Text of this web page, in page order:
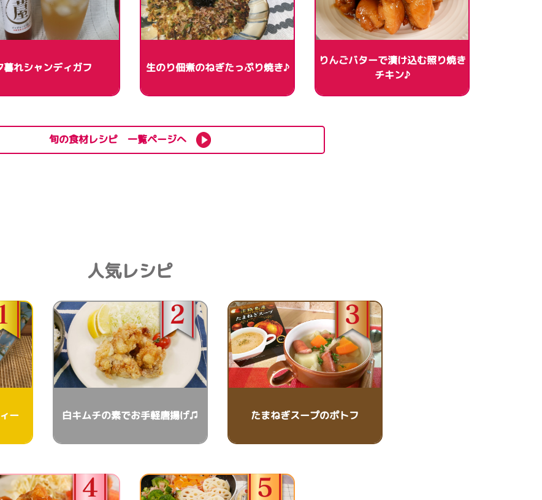
暮れシャンディガフ 生のり佃煮のねぎたっぷり焼き♪
りんごバターで漬け込む照り焼き
チキン♪
旬の食材レシピ 一覧ページへ
人気レシピ
ー 白キムチの素でお手軽唐揚げ♫ たまねぎスープのポトフ